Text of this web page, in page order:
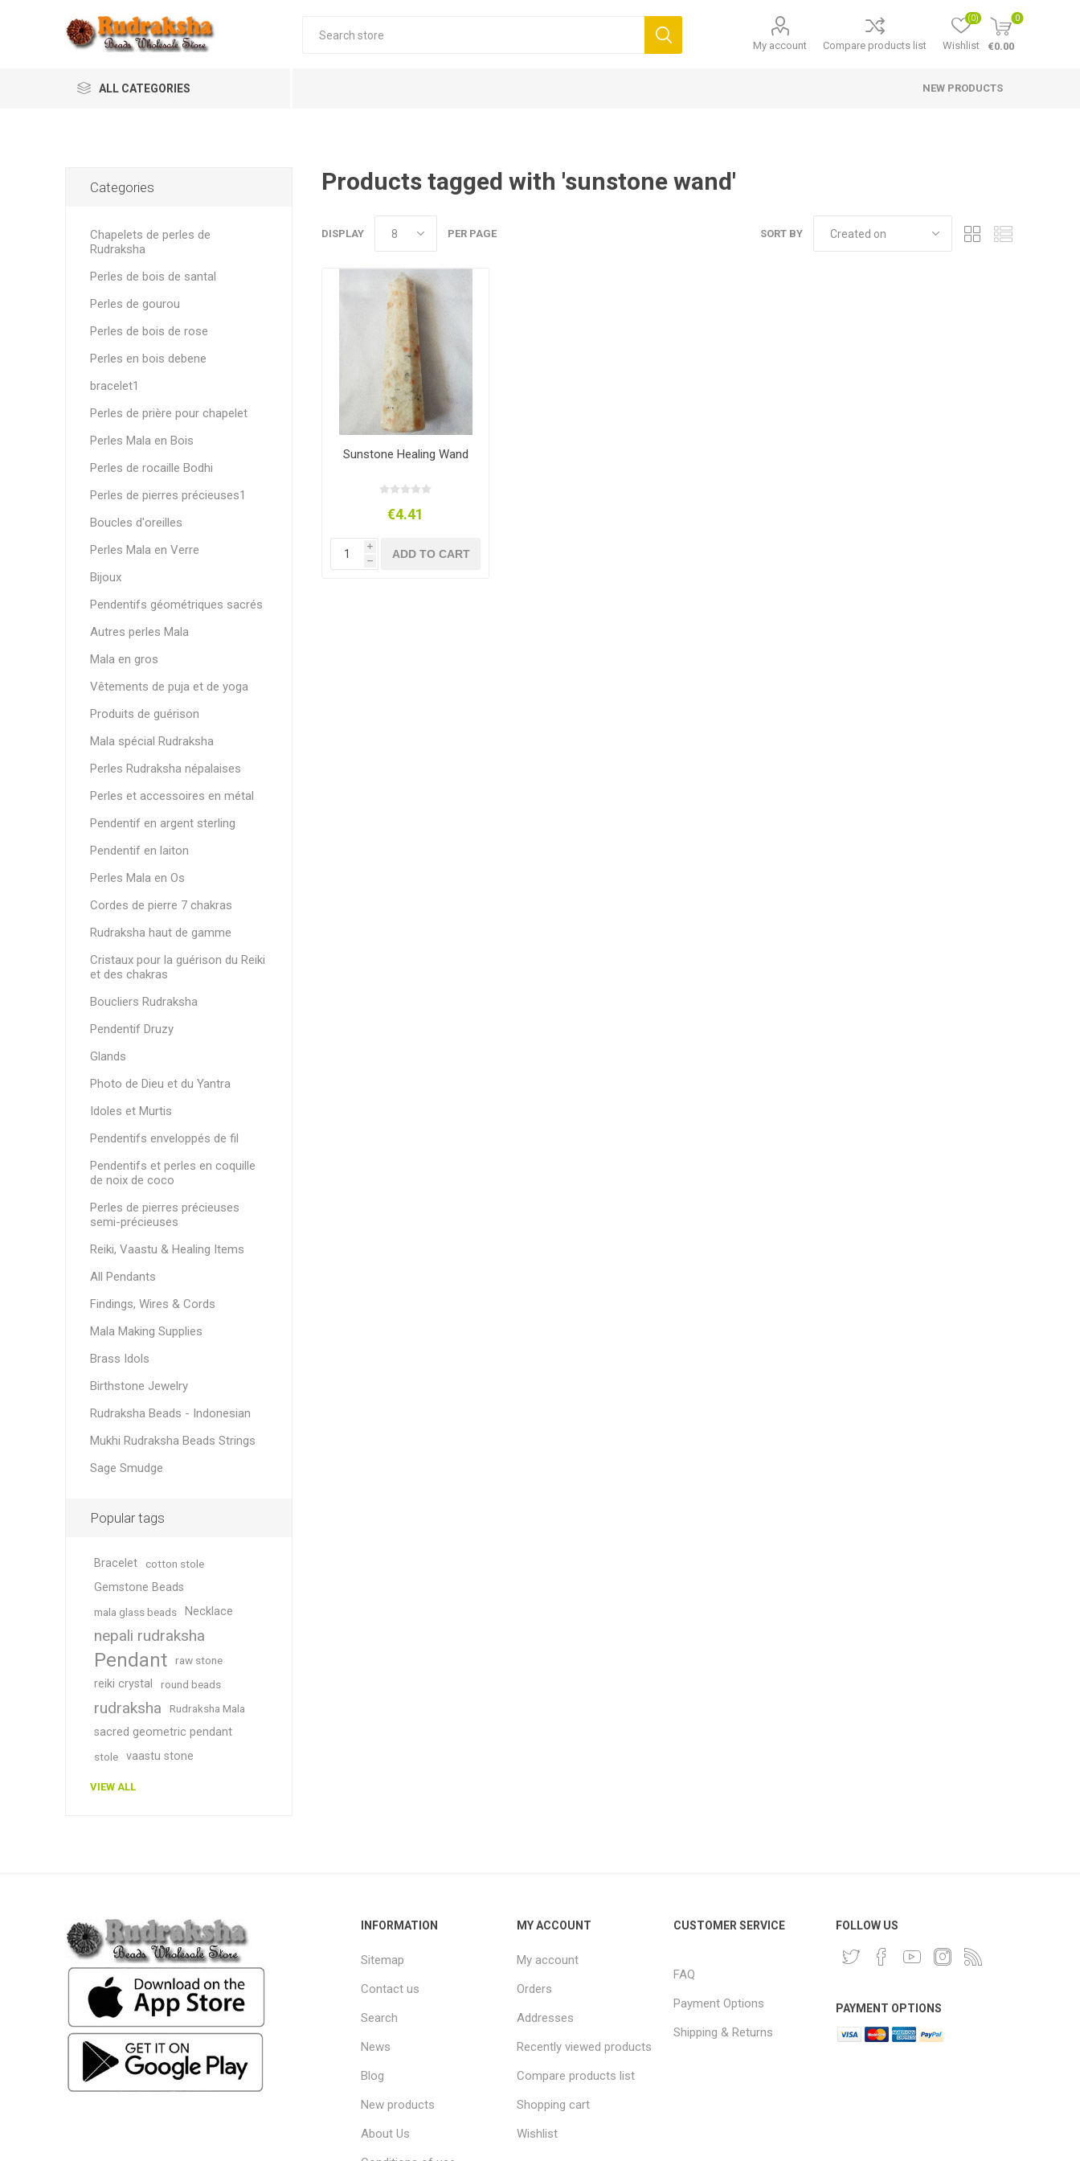
My account Compare products list Wishlist
(0) 0
€0.00
ALL CATEGORIES NEW PRODUCTS
Products tagged with 'sunstone wand'
SORT BY
DISPLAY PER PAGE
Sunstone Healing Wand
€4.41
i
h
ADD TO CART
Categories
Chapelets de perles de
Rudraksha
Perles de bois de santal
Perles de gourou
Perles de bois de rose
Perles en bois debene
bracelet1
Perles de prière pour chapelet
Perles Mala en Bois
Perles de rocaille Bodhi
Perles de pierres précieuses1
Boucles d'oreilles
Perles Mala en Verre
Bijoux
Pendentifs géométriques sacrés
Autres perles Mala
Mala en gros
Vêtements de puja et de yoga
Produits de guérison
Mala spécial Rudraksha
Perles Rudraksha népalaises
Perles et accessoires en métal
Pendentif en argent sterling
Pendentif en laiton
Perles Mala en Os
Cordes de pierre 7 chakras
Rudraksha haut de gamme
Cristaux pour la guérison du Reiki
et des chakras
Boucliers Rudraksha
Pendentif Druzy
Glands
Photo de Dieu et du Yantra
Idoles et Murtis
Pendentifs enveloppés de fil
Pendentifs et perles en coquille
de noix de coco
Perles de pierres précieuses
semi-précieuses
Reiki, Vaastu & Healing Items
All Pendants
Findings, Wires & Cords
Mala Making Supplies
Brass Idols
Birthstone Jewelry
Rudraksha Beads - Indonesian
Mukhi Rudraksha Beads Strings
Sage Smudge
Popular tags
Bracelet cotton stole
Gemstone Beads
mala glass beads Necklace
nepali rudraksha
Pendant raw stone
reiki crystal round beads
rudraksha Rudraksha Mala
sacred geometric pendant
stole vaastu stone
VIEW ALL
INFORMATION
Sitemap
Contact us
Search
News
Blog
New products
About Us
MY ACCOUNT
My account
Orders
Addresses
Recently viewed products
Compare products list
Shopping cart
Wishlist
CUSTOMER SERVICE
FAQ
Payment Options
Shipping & Returns
FOLLOW US
PAYMENT OPTIONS